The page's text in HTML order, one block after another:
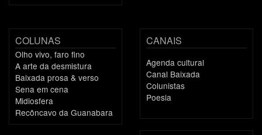
COLUNAS
Olho vivo, faro fino
A arte da desmistura
Baixada prosa & verso
Sena em cena
Midiosfera
Recôncavo da Guanabara
CANAIS
Agenda cultural
Canal Baixada
Colunistas
Poesia